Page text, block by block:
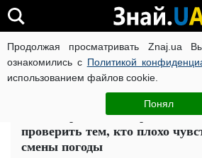
Продолжая просматривать Znaj.ua
ознакомились с Политикой
использованием файлов cookie.
Понял
ВОЙНА РОССИИ ПРОТИВ
Это не просто так: врач
проверить тем, кто плохо
смены погоды